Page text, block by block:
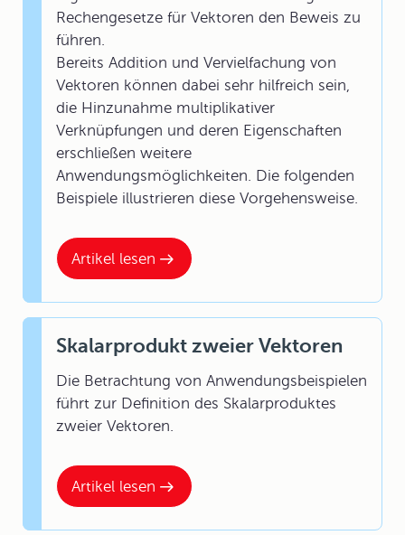
Artikel lesen
Rechengesetze für Vektoren den Beweis zu
führen.
Bereits Addition und Vervielfachung von
Vektoren können dabei sehr hilfreich sein,
die Hinzunahme multiplikativer
Verknüpfungen und deren Eigenschaften
erschließen weitere
Anwendungsmöglichkeiten. Die folgenden
Beispiele illustrieren diese Vorgehensweise.
Artikel lesen
Skalarprodukt zweier Vektoren
Die Betrachtung von Anwendungsbeispielen
führt zur Definition des Skalarproduktes
zweier Vektoren.